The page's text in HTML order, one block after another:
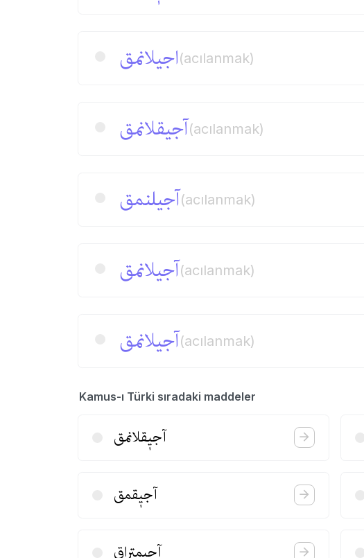
اجیلانمق(acılanmak)
آجیقلانمق(acılanmak)
آجیلنمق(acılanmak)
آجیلانمق(acılanmak)
آجیلانمق(acılanmak)
Kamus-ı Türki sıradaki maddeler
آجیٖقلانمق
آجیٖقمق
آجیٖمتٖراق